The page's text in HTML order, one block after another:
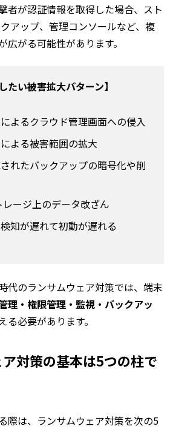
者が認証情報を取得した場合、スト
アップ、管理コンソールなど、複
がる可能性があります。
たい被害拡大パターン】
よるクラウド管理画面への侵入
よる被害範囲の拡大
れたバックアップの暗号化や削
レージ上のデータ改ざん
知が遅れて初動が遅れる
代のランサムウェア対策では、端末
理・権限管理・監視・バックアッ
る必要があります。
対策の基本は5つの柱で
際は、ランサムウェア対策を次の5